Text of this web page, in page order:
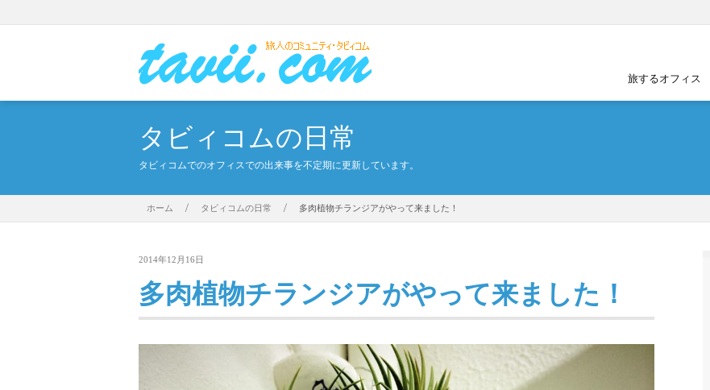
旅するオフィス
タビィコムの日常
タビィコムでのオフィスでの出来事を不定期に更新しています。
ホーム / タビィコムの日常 / 多肉植物チランジアがやって来ました！
2014年12月16日
多肉植物チランジアがやって来ました！